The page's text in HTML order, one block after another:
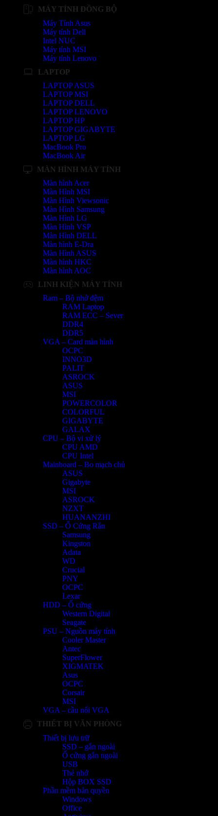
MÁY TÍNH ĐỒNG BỘ
Máy Tính Asus
Máy tính Dell
Intel NUC
Máy tính MSI
Máy tính Lenovo
LAPTOP
LAPTOP ASUS
LAPTOP MSI
LAPTOP DELL
LAPTOP LENOVO
LAPTOP HP
LAPTOP GIGABYTE
LAPTOP LG
MacBook Pro
MacBook Air
MÀN HÌNH MÁY TÍNH
Màn hình Acer
Màn Hình MSI
Màn Hình Viewsonic
Màn Hình Samsung
Màn Hình LG
Màn Hình VSP
Màn Hình DELL
Màn hình E-Dra
Màn Hình ASUS
Màn hình HKC
Màn hình AOC
LINH KIỆN MÁY TÍNH
Ram – Bộ nhớ đệm
RAM Laptop
RAM ECC – Sever
DDR4
DDR5
VGA – Card màn hình
OCPC
INNO3D
PALIT
ASROCK
ASUS
MSI
POWERCOLOR
COLORFUL
GIGABYTE
GALAX
CPU – Bộ vi xử lý
CPU AMD
CPU Intel
Mainboard – Bo mạch chủ
ASUS
Gigabyte
MSI
ASROCK
NZXT
HUANANZHI
SSD – Ổ Cứng Rắn
Samsung
Kingston
Adata
WD
Crucial
PNY
OCPC
Lexar
HDD – Ổ cứng
Western Digital
Seagate
PSU – Nguồn máy tính
Cooler Master
Antec
SuperFlower
XIGMATEK
Asus
OCPC
Corsair
MSI
VGA – cầu nối VGA
THIẾT BỊ VĂN PHÒNG
Thiết bị lưu trữ
SSD – gắn ngoài
Ổ cứng gắn ngoài
USB
Thẻ nhớ
Hộp BOX SSD
Phần mềm bản quyền
Windows
Office